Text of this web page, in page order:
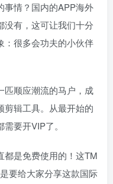
事情？国内的APP海外
没有，这可让我们十分
：很多会功夫的小伙伴
匹顺应潮流的马户，成
剪辑工具。从最开始的
要开VIP了。
都是免费使用的！这TM
要给大家分享这款国际